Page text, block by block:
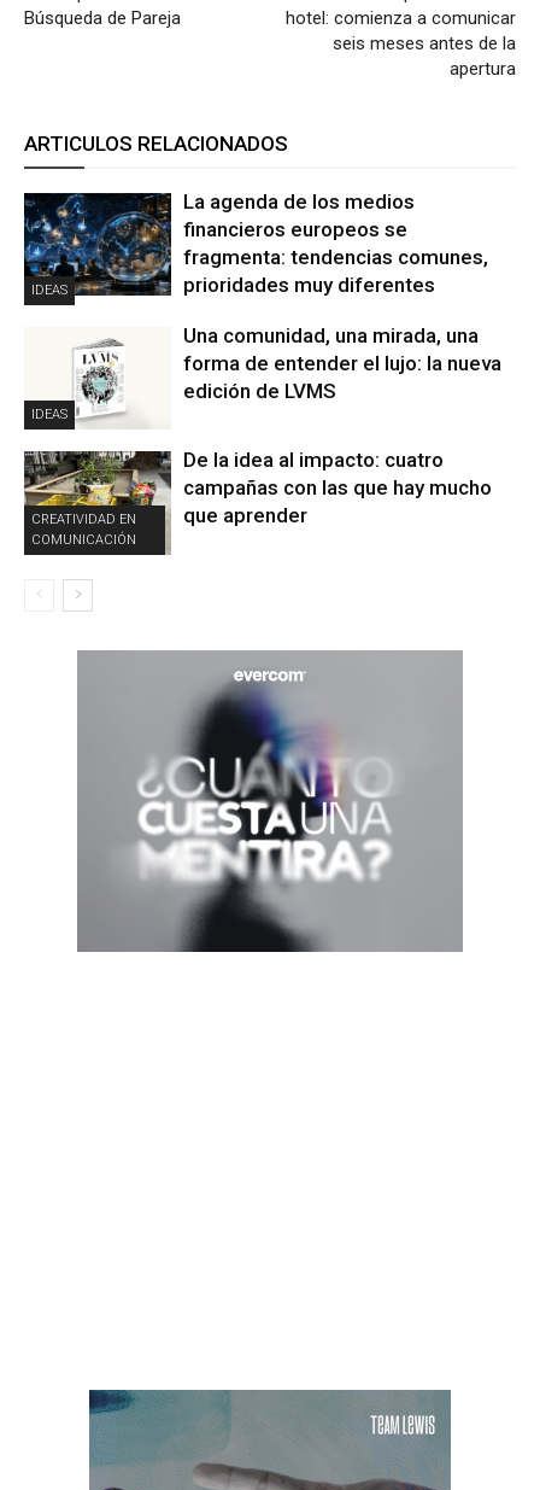
Búsqueda de Pareja
hotel: comienza a comunicar
seis meses antes de la
apertura
ARTICULOS RELACIONADOS
IDEAS
La agenda de los medios
financieros europeos se
fragmenta: tendencias comunes,
prioridades muy diferentes
IDEAS
Una comunidad, una mirada, una
forma de entender el lujo: la nueva
edición de LVMS
CREATIVIDAD EN
COMUNICACIÓN
De la idea al impacto: cuatro
campañas con las que hay mucho
que aprender